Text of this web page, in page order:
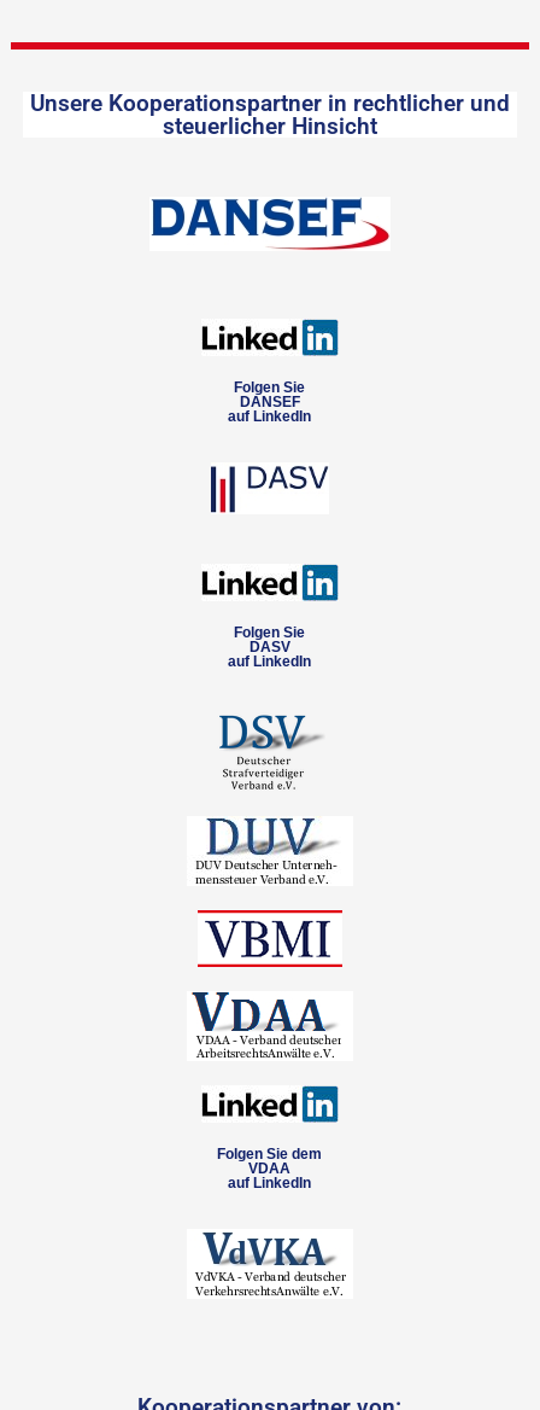
Unsere Kooperationspartner in rechtlicher und
steuerlicher Hinsicht
Folgen Sie
DANSEF
auf LinkedIn
Folgen Sie
DASV
auf LinkedIn
Folgen Sie dem
VDAA
auf LinkedIn